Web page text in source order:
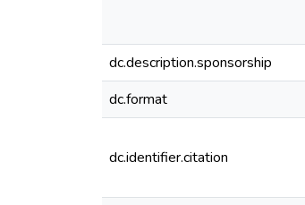
dc.description.sponsorship
dc.format
dc.identifier.citation